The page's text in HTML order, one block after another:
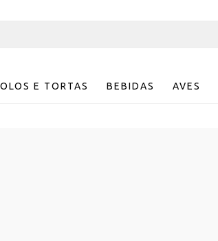
E TORTAS BEBIDAS AVES